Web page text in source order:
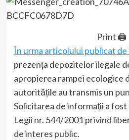
Print 🖨
În urma articolului publicat de
prezența depozitelor ilegale
apropierea rampei ecologice
autoritățile au transmis un
Solicitarea de informații a
Legii nr. 544/2001 privind
de interes public.